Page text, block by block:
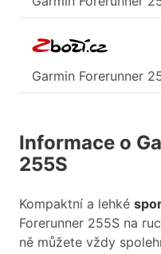
Garmin Forerunner
Informace o
255S
Kompaktní a lehké
Forerunner 255S na
ně můžete vždy